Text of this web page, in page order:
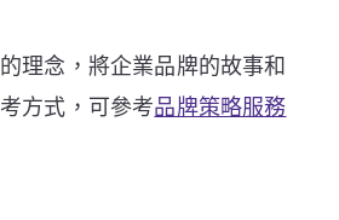
理念，將企業品牌的故事和
方式，可參考品牌策略服務